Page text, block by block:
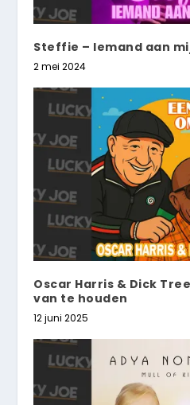
Steffie – Iemand aan
2 mei 2024
Oscar Harris & Dick
van te houden
12 juni 2025